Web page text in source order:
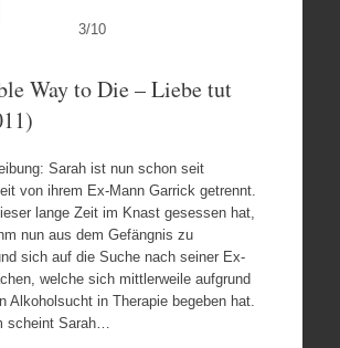
3/10
Way to Die – Liebe tut
Sarah ist nun schon seit
von ihrem Ex-Mann Garrick getrennt.
lange Zeit im Knast gesessen hat,
nun aus dem Gefängnis zu
sich auf die Suche nach seiner Ex-
welche sich mittlerweile aufgrund
Alkoholsucht in Therapie begeben hat.
scheint Sarah…